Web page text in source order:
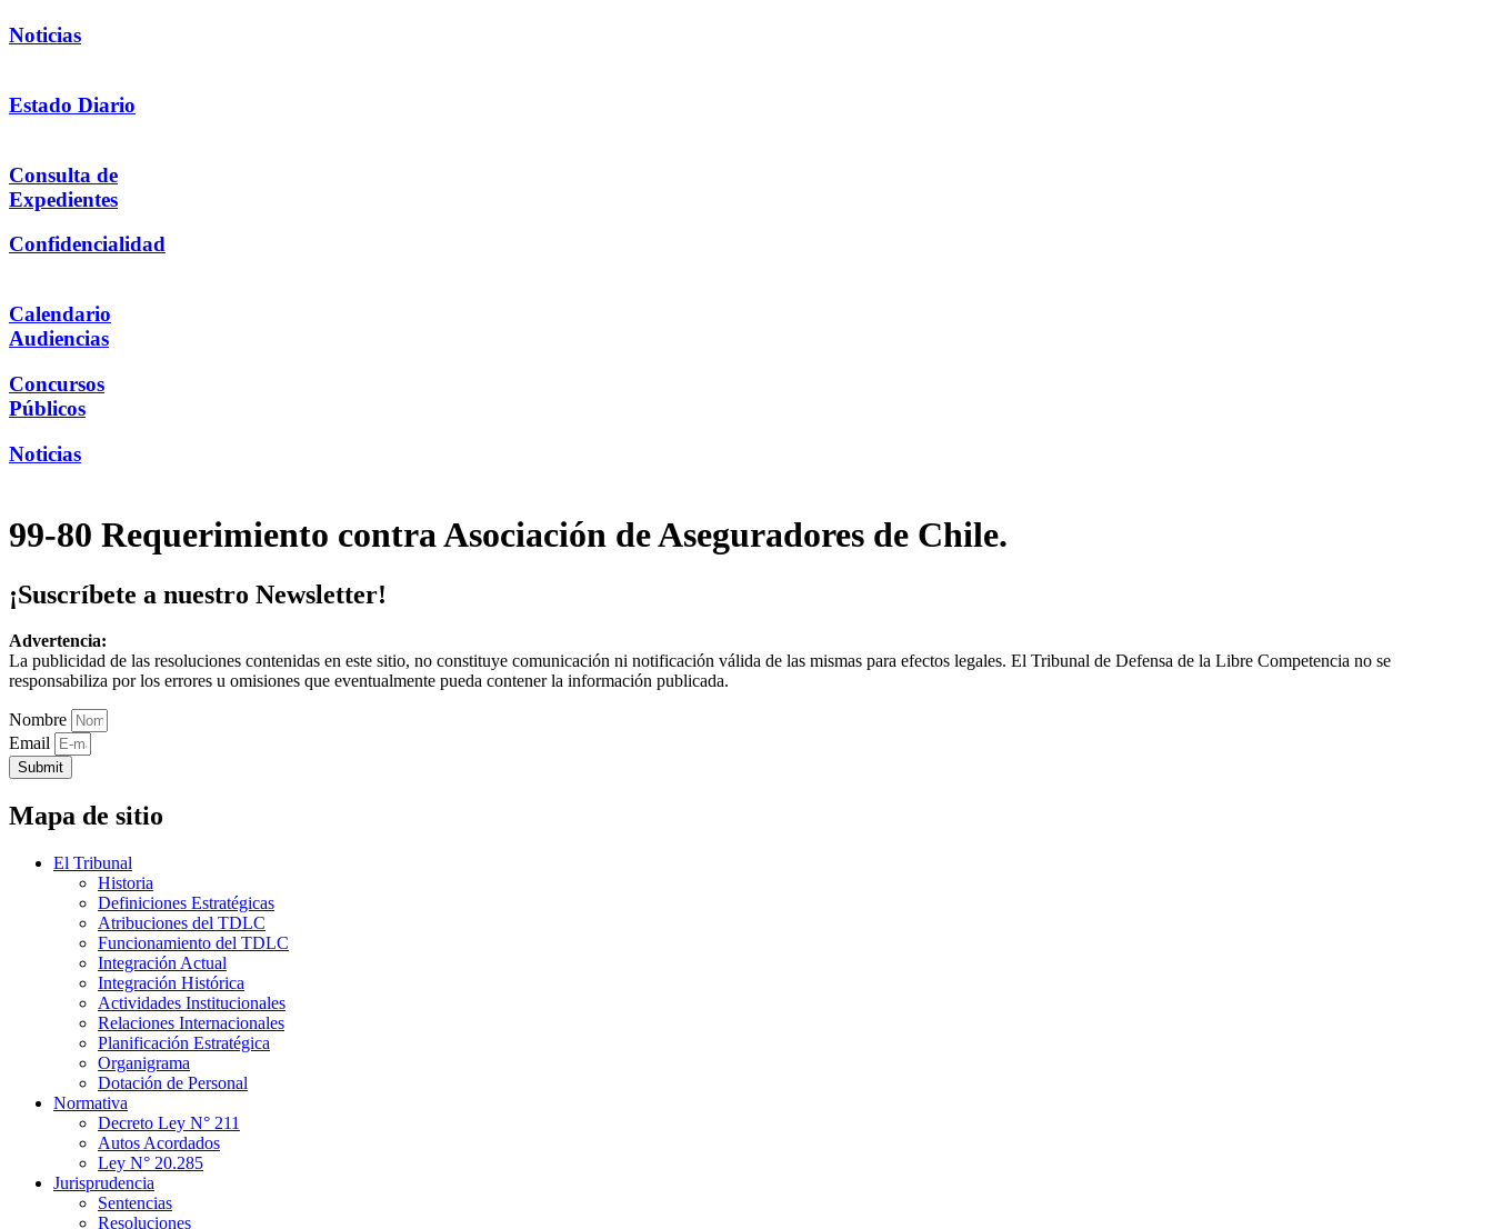
Noticias
Estado Diario
Consulta de
Expedientes
Confidencialidad
Calendario
Audiencias
Concursos
Públicos
Noticias
99-80 Requerimiento contra Asociación de Aseguradores de Chile.
¡Suscríbete a nuestro Newsletter!
Advertencia:
La publicidad de las resoluciones contenidas en este sitio, no constituye comunicación ni notificación válida de las mismas para efectos legales. El Tribunal de Defensa de la Libre Competencia no se
responsabiliza por los errores u omisiones que eventualmente pueda contener la información publicada.
Nombre
Email
Submit
Mapa de sitio
El Tribunal
Historia
Definiciones Estratégicas
Atribuciones del TDLC
Funcionamiento del TDLC
Integración Actual
Integración Histórica
Actividades Institucionales
Relaciones Internacionales
Planificación Estratégica
Organigrama
Dotación de Personal
Normativa
Decreto Ley N° 211
Autos Acordados
Ley N° 20.285
Jurisprudencia
Sentencias
Resoluciones